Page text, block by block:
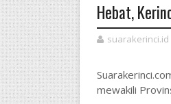
Hebat,
suarakerinci.id
mewakili